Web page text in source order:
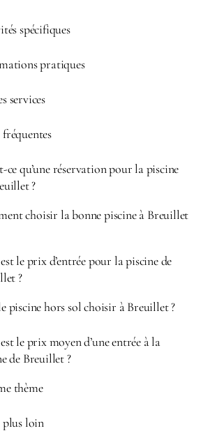
spécifiques
pratiques
services
ce qu’une réservation pour la piscine
?
choisir la bonne piscine à Breuillet
le prix d’entrée pour la piscine de
?
piscine hors sol choisir à Breuillet ?
le prix moyen d’une entrée à la
de Breuillet ?
thème
loin